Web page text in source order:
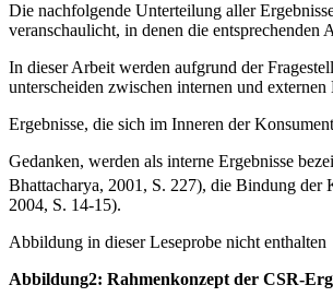
Die nachfolgende Unterteilung aller
veranschaulicht, in denen die entsprechenden
In dieser Arbeit werden aufgrund der
unterscheiden zwischen internen und externen
Ergebnisse, die sich im Inneren der
Gedanken, werden als interne Ergebnisse
Bhattacharya, 2001, S. 227), die Bindung der
2004, S. 14-15).
Abbildung in dieser Leseprobe nicht enthalten
Abbildung2: Rahmenkonzept der CSR-